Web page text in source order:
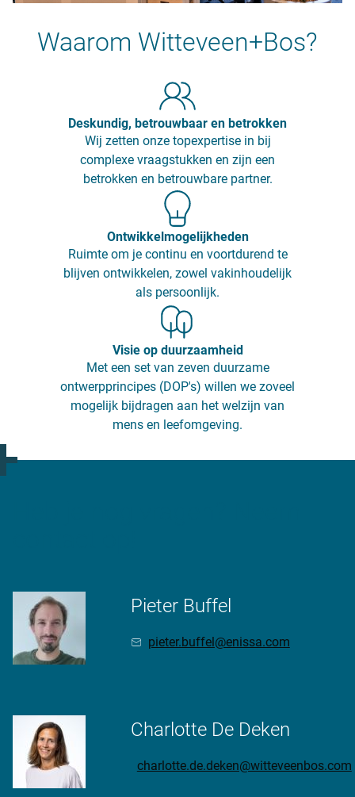
Waarom Witteveen+Bos?
Deskundig, betrouwbaar en betrokken
Wij zetten onze topexpertise in bij
complexe vraagstukken en zijn een
betrokken en betrouwbare partner.
Ontwikkelmogelijkheden
Ruimte om je continu en voortdurend te
blijven ontwikkelen, zowel vakinhoudelijk
als persoonlijk.
Visie op duurzaamheid
Met een set van zeven duurzame
ontwerpprincipes (DOP's) willen we zoveel
mogelijk bijdragen aan het welzijn van
mens en leefomgeving.
Pieter Buffel
pieter.buffel@enissa.com
Charlotte De Deken
charlotte.de.deken@witteveenbos.com